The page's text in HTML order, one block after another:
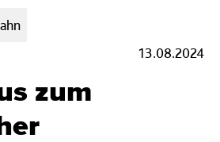
13.08.2024
zum